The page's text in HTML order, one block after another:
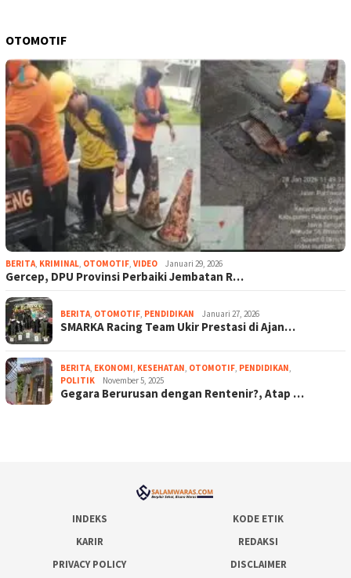
OTOMOTIF
BERITA, KRIMINAL, OTOMOTIF, VIDEO Januari 29, 2026
Gercep, DPU Provinsi Perbaiki Jembatan R…
BERITA, OTOMOTIF, PENDIDIKAN Januari 27, 2026
SMARKA Racing Team Ukir Prestasi di Ajan…
BERITA, EKONOMI, KESEHATAN, OTOMOTIF, PENDIDIKAN,
POLITIK
November 5, 2025
Gegara Berurusan dengan Rentenir?, Atap …
INDEKS
KODE ETIK
KARIR
REDAKSI
PRIVACY POLICY
DISCLAIMER